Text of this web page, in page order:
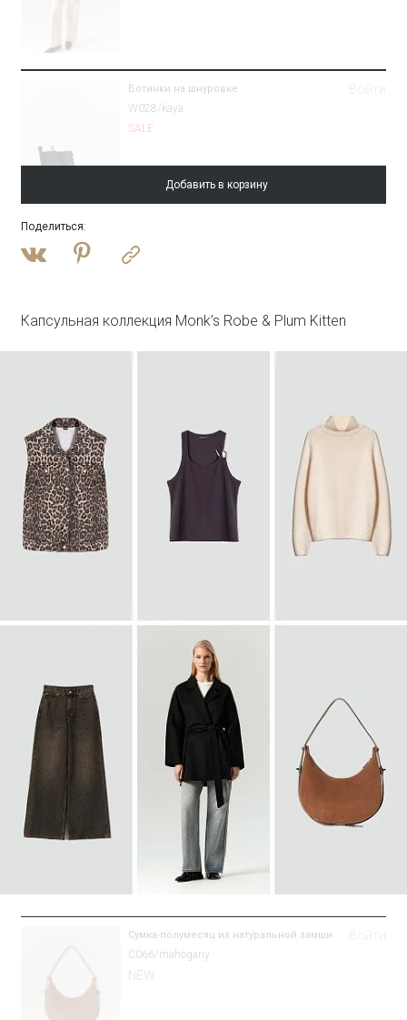
Ботинки на шнуровке
W028/kaya
SALE
Войти
Джинсовая куртка oversize с бахромой
B3115/champan
Войти
SALE
Добавить в корзину
Поделиться:
Капсульная коллекция Monk’s Robe & Plum Kitten
Сумка-полумесяц из натуральной замши
C066/mahogany
NEW
Войти